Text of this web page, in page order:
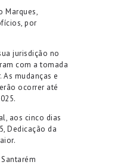
Marques,
, por
jurisdição no
com a tomada
As mudanças e
ocorrer até
5.
aos cinco dias
, Dedicação da
.